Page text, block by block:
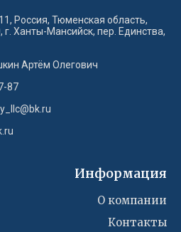
Россия, Тюменская область,
Ханты-Мансийск, пер. Единства,
Артём Олегович
87
Информация
О компании
Контакты